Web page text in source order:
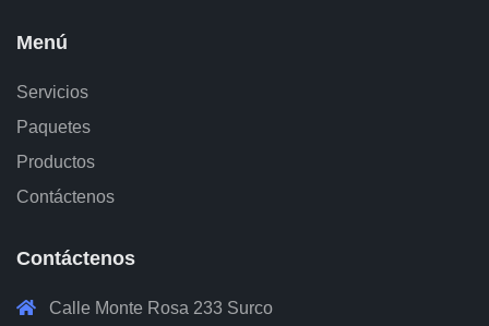
Menú
Servicios
Paquetes
Productos
Contáctenos
Contáctenos
Calle Monte Rosa 233 Surco